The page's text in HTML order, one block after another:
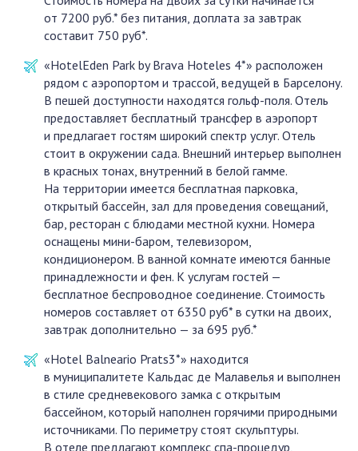
от 7200 руб.* без питания, доплата за завтрак
составит 750 руб*.
«HotelEden Park by Brava Hoteles 4*» расположен
рядом с аэропортом и трассой, ведущей в Барселону.
В пешей доступности находятся гольф-поля. Отель
предоставляет бесплатный трансфер в аэропорт
и предлагает гостям широкий спектр услуг. Отель
стоит в окружении сада. Внешний интерьер выполнен
в красных тонах, внутренний в белой гамме.
На территории имеется бесплатная парковка,
открытый бассейн, зал для проведения совещаний,
бар, ресторан с блюдами местной кухни. Номера
оснащены мини-баром, телевизором,
кондиционером. В ванной комнате имеются банные
принадлежности и фен. К услугам гостей —
бесплатное беспроводное соединение. Стоимость
номеров составляет от 6350 руб* в сутки на двоих,
завтрак дополнительно — за 695 руб.*
«Hotel Balneario Prats3*» находится
в муниципалитете Кальдас де Малавелья и выполнен
в стиле средневекового замка с открытым
бассейном, который наполнен горячими природными
источниками. По периметру стоят скульптуры.
В отеле предлагают комплекс спа-процедур,